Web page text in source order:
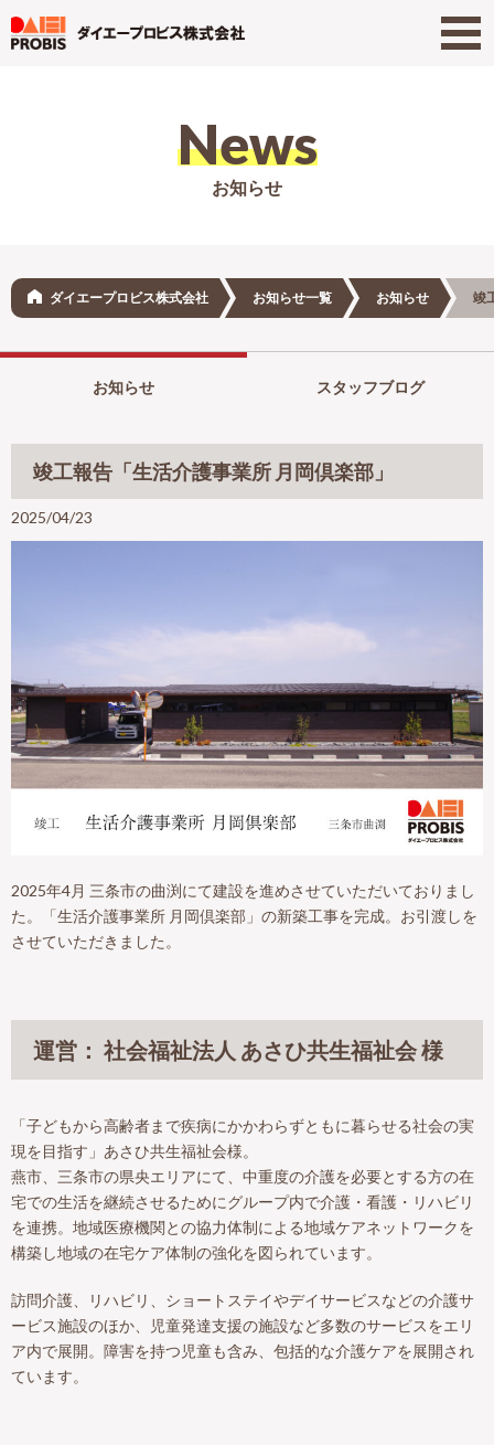
News
お知らせ
ダイエープロビス株式会社 お知らせ一覧 お知らせ 竣
お知らせ スタッフブログ
竣工報告「生活介護事業所 月岡倶楽部」
2025/04/23
2025年4月 三条市の曲渕にて建設を進めさせていただいておりまし
た。「生活介護事業所 月岡倶楽部」の新築工事を完成。お引渡しを
させていただきました。
運営： 社会福祉法人 あさひ共生福祉会 様
「子どもから高齢者まで疾病にかかわらずともに暮らせる社会の実
現を目指す」あさひ共生福祉会様。
燕市、三条市の県央エリアにて、中重度の介護を必要とする方の在
宅での生活を継続させるためにグループ内で介護・看護・リハビリ
を連携。地域医療機関との協力体制による地域ケアネットワークを
構築し地域の在宅ケア体制の強化を図られています。
訪問介護、リハビリ、ショートステイやデイサービスなどの介護サ
ービス施設のほか、児童発達支援の施設など多数のサービスをエリ
ア内で展開。障害を持つ児童も含み、包括的な介護ケアを展開され
ています。